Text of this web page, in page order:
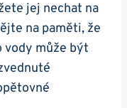
jej nechat na
na paměti, že
⁤vody může být